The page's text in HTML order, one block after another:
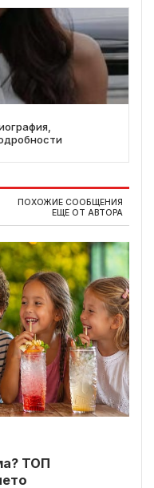
ПОХОЖИЕ СООБЩЕНИЯ
ЕЩЕ ОТ АВТОРА
ТОП